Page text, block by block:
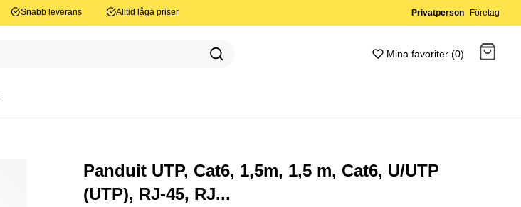
Snabb leverans Alltid låga priser Privatperson Företag
Mina favoriter (0)
Panduit UTP, Cat6, 1,5m, 1,5 m, Cat6, U/UTP
(UTP), RJ-45, RJ...